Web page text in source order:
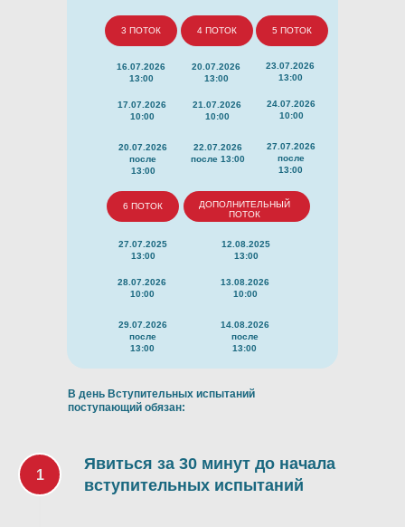
3 ПОТОК 4 ПОТОК 5 ПОТОК
6 ПОТОК
ДОПОЛНИТЕЛЬНЫЙ
ПОТОК
16.07.2026
13:00
27.07.2025
13:00
17.07.2026
10:00
28.07.2026
10:00
20.07.2026
после
13:00
29.07.2026
после
13:00
22.07.2026
после 13:00
21.07.2026
10:00
20.07.2026
13:00
27.07.2026
после
13:00
24.07.2026
10:00
23.07.2026
13:00
14.08.2026
после
13:00
13.08.2026
10:00
12.08.2025
13:00
В день Вступительных испытаний
поступающий обязан:
Явиться за 30 минут до начала
вступительных испытаний